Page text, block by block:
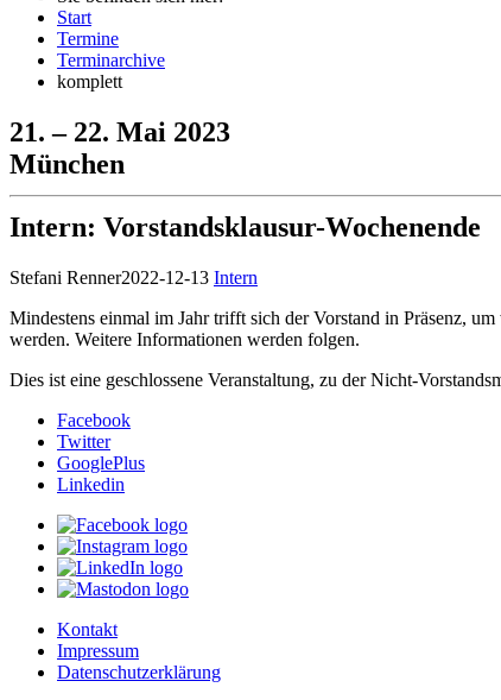
Start
Termine
Terminarchive
komplett
21. – 22. Mai 2023
München
Intern: Vorstandsklausur-Wochenende
Stefani Renner2022-12-13 Intern
Mindestens einmal im Jahr trifft sich der Vorstand in Präsenz,
werden. Weitere Informationen werden folgen.
Dies ist eine geschlossene Veranstaltung, zu der Nicht-
Facebook
Twitter
GooglePlus
Linkedin
Kontakt
Impressum
Datenschutzerklärung